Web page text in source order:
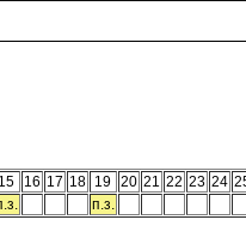
15 16 17 18 19 20 21 22 23 24
п.з.